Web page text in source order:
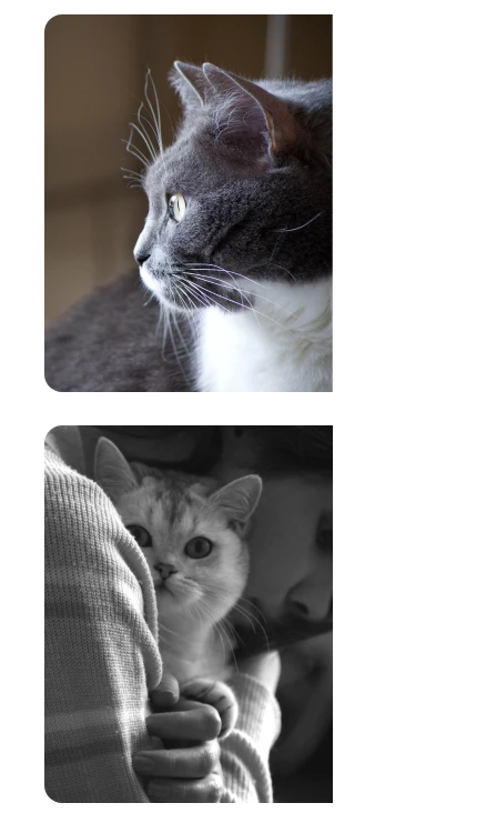
FORMA FISICA:
Migliorare la forma fisica e il
peso forma del tuo gatto